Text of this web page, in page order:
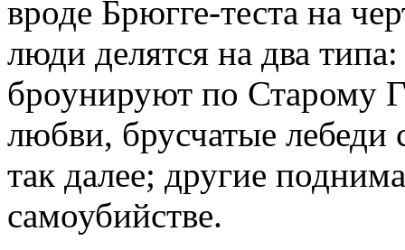
вроде Брюгге-теста на
люди делятся на два
броунируют по Старому
любви, брусчатые лебеди
так далее; другие
самоубийстве.